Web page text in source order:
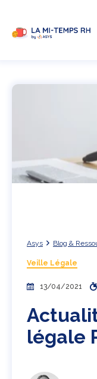
Asys Blog &
Veille Légale
13/04/2021
légale